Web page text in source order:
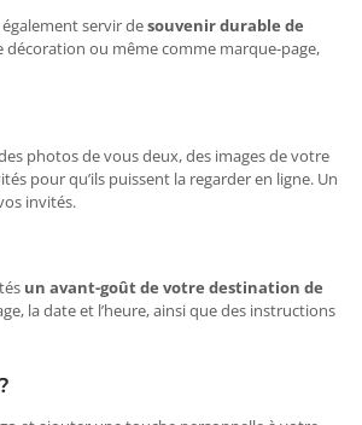
servir desouvenir durable de
décoration ou même comme marque-page,
photos de vous deux, des images de votre
pour qu’ils puissent la regarder en ligne. Un
invités.
un avant-goût de votre destination de
la date et l’heure, ainsi que des instructions